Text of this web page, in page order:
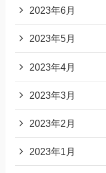
2023年6月
2023年5月
2023年4月
2023年3月
2023年2月
2023年1月